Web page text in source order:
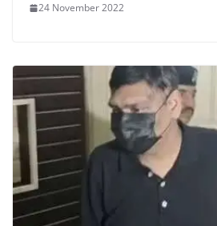
24 November 2022